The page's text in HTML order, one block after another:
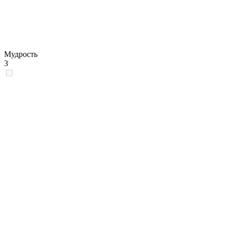
Мудрость
3